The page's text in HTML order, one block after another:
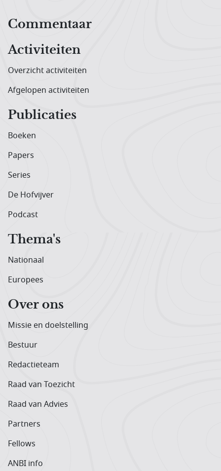
Hoofdnavigatiemenu
Commentaar
Activiteiten
Overzicht activiteiten
Afgelopen activiteiten
Publicaties
Boeken
Papers
Series
De Hofvijver
Podcast
Thema's
Nationaal
Europees
Over ons
Missie en doelstelling
Bestuur
Redactieteam
Raad van Toezicht
Raad van Advies
Partners
Fellows
ANBI info